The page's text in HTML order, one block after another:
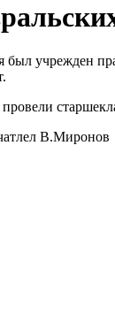
был учрежден
В.Миронов